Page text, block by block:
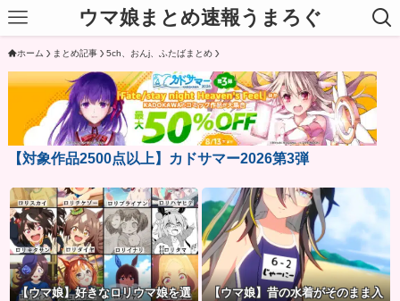
ウマ娘まとめ速報うまろぐ
ホーム まとめ記事 5ch、おんj、ふたばまとめ
【対象作品2500点以上】カドサマー2026第3弾
【ウマ娘】好きなロリウマ娘を選
【ウマ娘】昔の水着がそのまま入